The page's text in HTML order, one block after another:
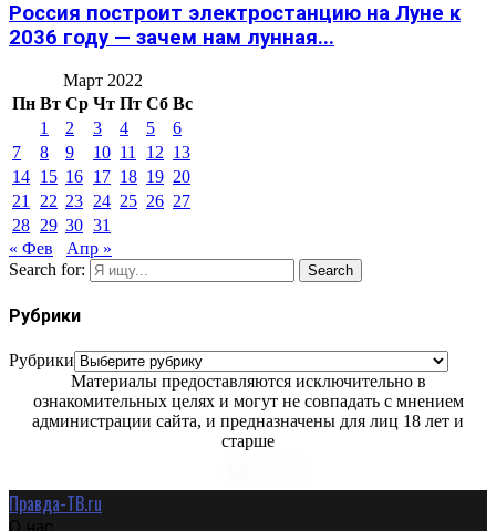
Россия построит электростанцию на Луне к
2036 году — зачем нам лунная...
Март 2022
Пн Вт Ср Чт Пт Сб Вс
1
2 3 4 5
6
7
8 9 10 11 12 13
14 15 16 17 18 19 20
21
22 23 24 25 26 27
28 29 30 31
« Фев
Апр »
Search for:
Search
Рубрики
Рубрики
Материалы предоставляются исключительно в
ознакомительных целях и могут не совпадать с мнением
администрации сайта, и предназначены для лиц 18 лет и
старше
Правда-ТВ.ru